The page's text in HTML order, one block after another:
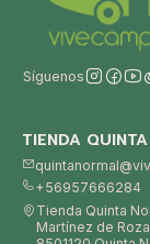
Síguenos
TIENDA
+56957666284
Tienda Quinta
Martínez de